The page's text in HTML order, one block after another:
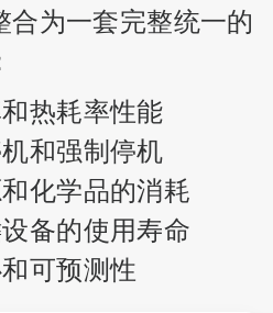
合为一套完整统一的
热耗率性能
和强制停机
化学品的消耗
备的使用寿命
可预测性